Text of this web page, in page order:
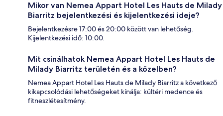
Mikor van Nemea Appart Hotel Les Hauts de Milady
Biarritz bejelentkezési és kijelentkezési ideje?
Bejelentkezésre 17:00 és 20:00 között van lehetőség.
Kijelentkezési idő: 10:00.
Mit csinálhatok Nemea Appart Hotel Les Hauts de
Milady Biarritz területén és a közelben?
Nemea Appart Hotel Les Hauts de Milady Biarritz a következő
kikapcsolódási lehetőségeket kínálja: kültéri medence és
fitneszlétesítmény.